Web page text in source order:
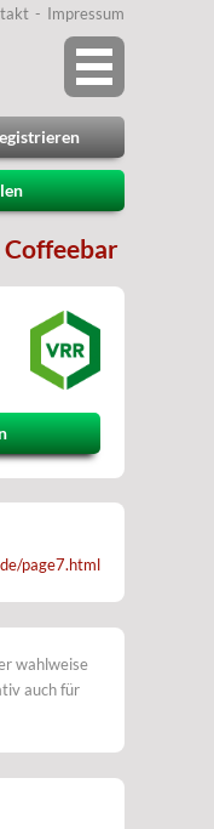
Impressum
page7.html
wahlweise
auch für